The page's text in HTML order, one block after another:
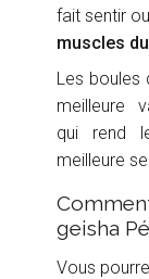
fait sentir
muscles
Les boules
meilleure
qui rend
meilleure
geisha
Vous